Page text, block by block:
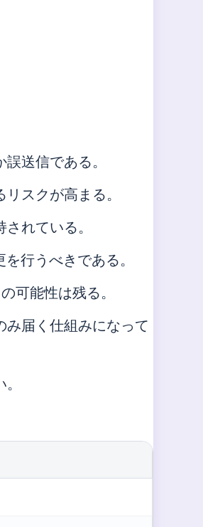
送信である。
スクが高まる。
れている。
行うべきである。
可能性は残る。
届く仕組みになって